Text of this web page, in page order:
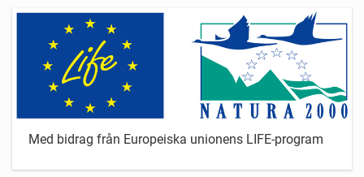
Med bidrag från Europeiska unionens LIFE-program